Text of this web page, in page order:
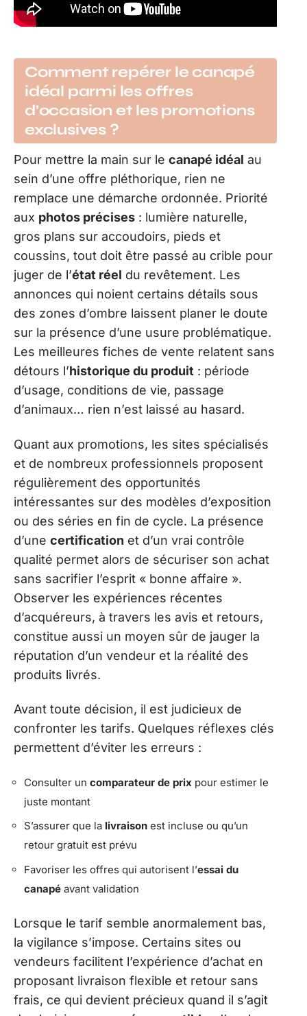
Comment repérer le canapé
idéal parmi les offres
d’occasion et les promotions
exclusives ?
Pour mettre la main sur le canapé idéal au
sein d’une offre pléthorique, rien ne
remplace une démarche ordonnée. Priorité
aux photos précises : lumière naturelle,
gros plans sur accoudoirs, pieds et
coussins, tout doit être passé au crible pour
juger de l’état réel du revêtement. Les
annonces qui noient certains détails sous
des zones d’ombre laissent planer le doute
sur la présence d’une usure problématique.
Les meilleures fiches de vente relatent sans
détours l’historique du produit : période
d’usage, conditions de vie, passage
d’animaux… rien n’est laissé au hasard.
Quant aux promotions, les sites spécialisés
et de nombreux professionnels proposent
régulièrement des opportunités
intéressantes sur des modèles d’exposition
ou des séries en fin de cycle. La présence
d’une certification et d’un vrai contrôle
qualité permet alors de sécuriser son achat
sans sacrifier l’esprit « bonne affaire ».
Observer les expériences récentes
d’acquéreurs, à travers les avis et retours,
constitue aussi un moyen sûr de jauger la
réputation d’un vendeur et la réalité des
produits livrés.
Avant toute décision, il est judicieux de
confronter les tarifs. Quelques réflexes clés
permettent d’éviter les erreurs :
Consulter un comparateur de prix pour estimer le
juste montant
S’assurer que la livraison est incluse ou qu’un
retour gratuit est prévu
Favoriser les offres qui autorisent l’essai du
canapé avant validation
Lorsque le tarif semble anormalement bas,
la vigilance s’impose. Certains sites ou
vendeurs facilitent l’expérience d’achat en
proposant livraison flexible et retour sans
frais, ce qui devient précieux quand il s’agit